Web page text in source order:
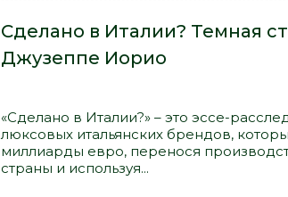
Сделано в Италии? Темная
Джузеппе Иорио
«Сделано в Италии?» – это эссе-
люксовых итальянских брендов,
миллиарды евро, перенося
страны и используя...